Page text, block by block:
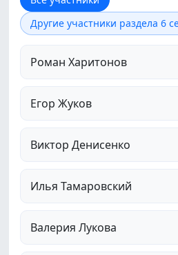
Другие участники раздела 6
Роман Харитонов
Егор Жуков
Виктор Денисенко
Илья Тамаровский
Валерия Лукова